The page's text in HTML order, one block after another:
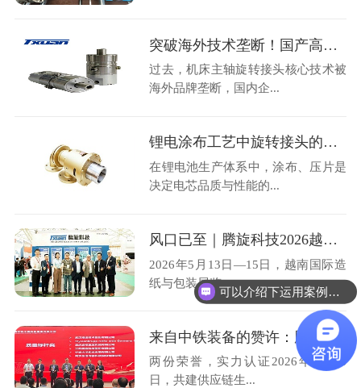
突破海外技术垄断！国产高速机床主轴旋转接头36000转高转速自主可控
过去，机床主轴旋转接头核心技术被
海外品牌垄断，国内企...
锂电涂布工艺中旋转接头的选型与运维避损方案
在锂电池生产体系中，涂布、压片是
决定电芯品质与性能的...
风口已至｜腾旋科技2026越南造纸展圆满收官
2026年5月13日—15日，越南国际造
纸与包装展览...
来自中铁装备的赞许：腾旋科技喜获优秀供应商奖+质量标杆奖
两份荣誉，实力认证2026年4月28
日，共建供应链生...
可以介绍下运用案例么？